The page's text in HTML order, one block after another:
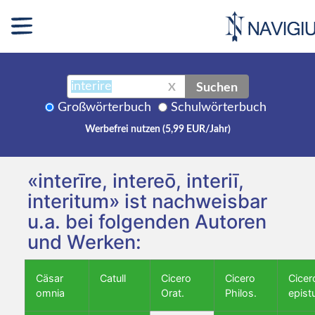
X Suchen
Großwörterbuch Schulwörterbuch
Werbefrei nutzen (5,99 EUR/Jahr)
«interīre, intereō, interiī,
interitum» ist nachweisbar
u.a. bei folgenden Autoren
und Werken:
Cäsar
omnia
Catull
Cicero
Orat.
Cicero
Philos.